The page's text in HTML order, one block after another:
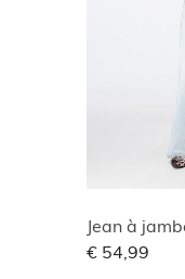
€ 54,99